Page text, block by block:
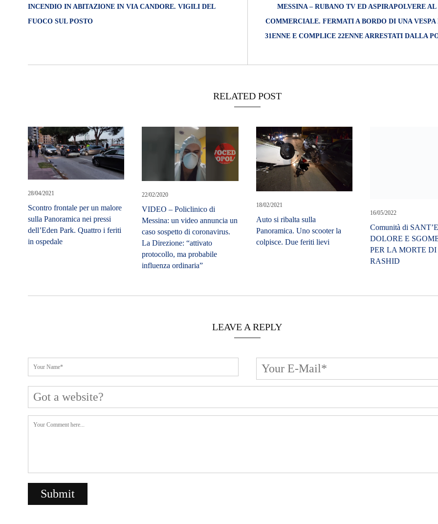
INCENDIO IN ABITAZIONE IN VIA CANDORE. VIGILI DEL
FUOCO SUL POSTO
MESSINA – RUBANO TV ED ASPIRAPOLVERE AL
COMMERCIALE. FERMATI A BORDO DI UNA VESPA
31ENNE E COMPLICE 22ENNE ARRESTATI DALLA
RELATED POST
28/04/2021
Scontro frontale per un malore
sulla Panoramica nei pressi
dell’Eden Park. Quattro i feriti
in ospedale
22/02/2020
VIDEO – Policlinico di
Messina: un video annuncia un
caso sospetto di coronavirus.
La Direzione: “attivato
protocollo, ma probabile
influenza ordinaria”
18/02/2021
Auto si ribalta sulla
Panoramica. Uno scooter la
colpisce. Due feriti lievi
16/05/2022
Comunità di
DOLORE E
PER LA MORTE DI
RASHID
LEAVE A REPLY